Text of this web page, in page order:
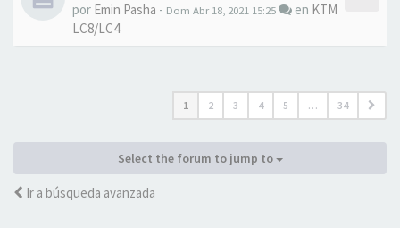
por Emin Pasha - Dom Abr 18, 2021 15:25 en KTM
LC8/LC4
1 2 3 4 5 … 34
Select the forum to jump to
Ir a búsqueda avanzada